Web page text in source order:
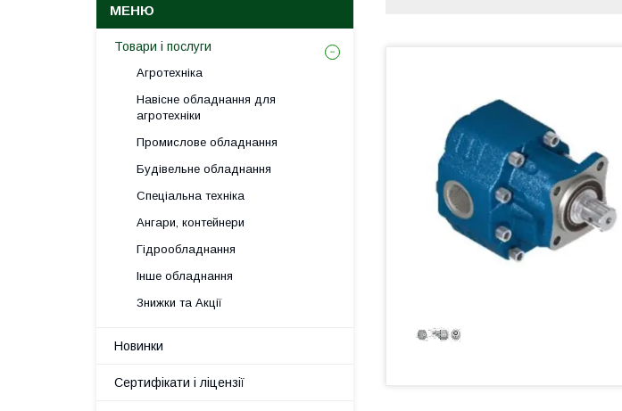
Товари і послуги
Агротехніка
Навісне обладнання для
агротехніки
Промислове обладнання
Будівельне обладнання
Спеціальна техніка
Ангари, контейнери
Гідрообладнання
Інше обладнання
Знижки та Акції
Новинки
Сертифікати і ліцензії